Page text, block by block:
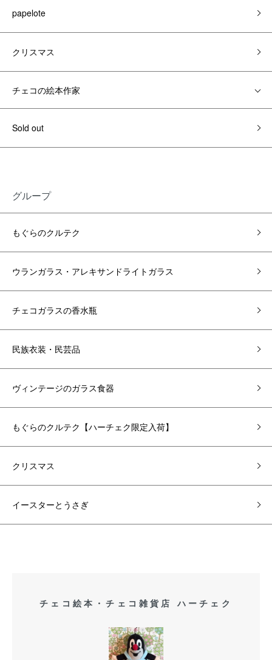
papelote
クリスマス
チェコの絵本作家
Sold out
グループ
もぐらのクルテク
ウランガラス・アレキサンドライトガラス
チェコガラスの香水瓶
民族衣装・民芸品
ヴィンテージのガラス食器
もぐらのクルテク【ハーチェク限定入荷】
クリスマス
イースターとうさぎ
チェコ絵本・チェコ雑貨店 ハーチェク